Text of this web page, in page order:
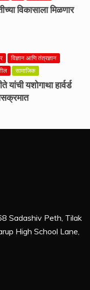
विकासाला मिळणार
विज्ञान आणि तंत्रज्ञान
सामाजिक
यांची यशोगाथा हार्वर्ड
Sadashiv Peth, Tilak
High School Lane,